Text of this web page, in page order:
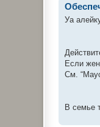
Уа
Если
См.
В семье